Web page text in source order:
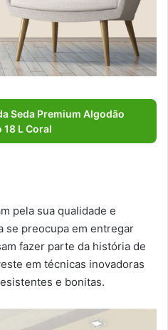
Seda Premium Algodão
18 L Coral
pela sua qualidade e
se preocupa em entregar
fazer parte da história de
em técnicas inovadoras
e bonitas.